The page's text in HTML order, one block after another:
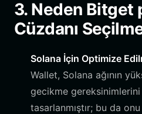
3. Neden Bitget
Cüzdanı
Solana İçin Optimize
Wallet, Solana ağının
gecikme
tasarlanmıştır; bu da